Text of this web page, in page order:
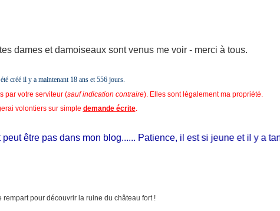
dames et damoiseaux sont venus me voir - merci à tous.
créé il y a maintenant 18 ans et556 jours.
par votre serviteur (sauf indication contraire). Elles sont légalement ma propriété.
volontiers sur simple demande écrite.
être pas dans mon blog...... Patience, il est si jeune et il y a tant